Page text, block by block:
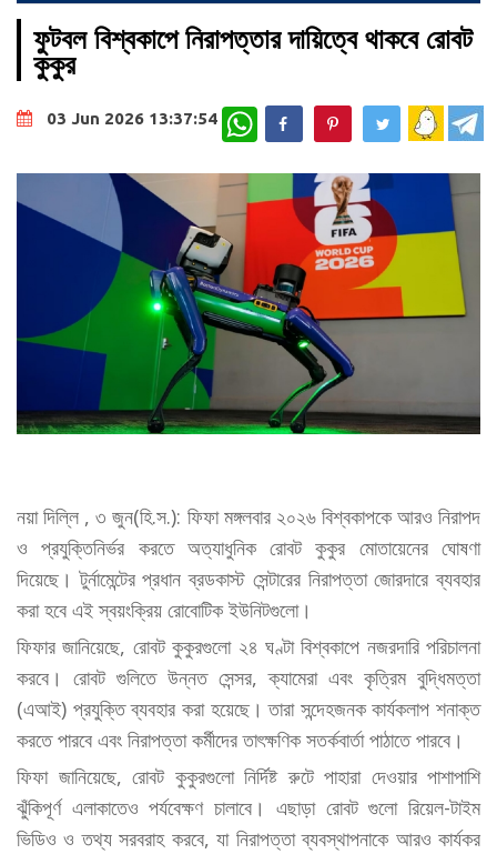
ফুটবল বিশ্বকাপে নিরাপত্তার দায়িত্বে থাকবে রোবট
কুকুর
03 Jun 2026 13:37:54 WhatsApp
নয়া দিল্লি , ৩ জুন(হি.স.): ফিফা মঙ্গলবার ২০২৬ বিশ্বকাপকে আরও নিরাপদ
ও প্রযুক্তিনির্ভর করতে অত্যাধুনিক রোবট কুকুর মোতায়েনের ঘোষণা
দিয়েছে। টুর্নামেন্টের প্রধান ব্রডকাস্ট সেন্টারের নিরাপত্তা জোরদারে ব্যবহার
করা হবে এই স্বয়ংক্রিয় রোবোটিক ইউনিটগুলো।
ফিফার জানিয়েছে, রোবট কুকুরগুলো ২৪ ঘণ্টা বিশ্বকাপে নজরদারি পরিচালনা
করবে। রোবট গুলিতে উন্নত সেন্সর, ক্যামেরা এবং কৃত্রিম বুদ্ধিমত্তা
(এআই) প্রযুক্তি ব্যবহার করা হয়েছে। তারা সন্দেহজনক কার্যকলাপ শনাক্ত
করতে পারবে এবং নিরাপত্তা কর্মীদের তাৎক্ষণিক সতর্কবার্তা পাঠাতে পারবে।
ফিফা জানিয়েছে, রোবট কুকুরগুলো নির্দিষ্ট রুটে পাহারা দেওয়ার পাশাপাশি
ঝুঁকিপূর্ণ এলাকাতেও পর্যবেক্ষণ চালাবে। এছাড়া রোবট গুলো রিয়েল-টাইম
ভিডিও ও তথ্য সরবরাহ করবে, যা নিরাপত্তা ব্যবস্থাপনাকে আরও কার্যকর